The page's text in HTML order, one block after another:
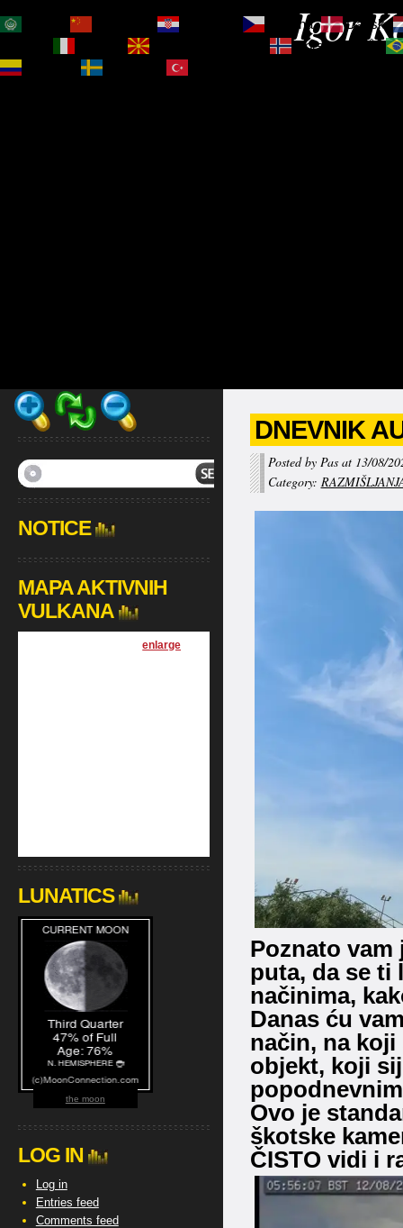
Igor
DNEVNIK
Posted by Pas at 13/08/
Category:
Poznato vam
puta, da se ti
načinima,
Danas ću
način, na
objekt, koji
Ovo je
škotske
ČISTO vidi i
NOTICE
MAPA AKTIVNIH
VULKANA
[enlarge
LUNATICS
the moon
LOG IN
Log in
Entries feed
Comments feed
Čeština‎
Dansk
Norsk bokmål